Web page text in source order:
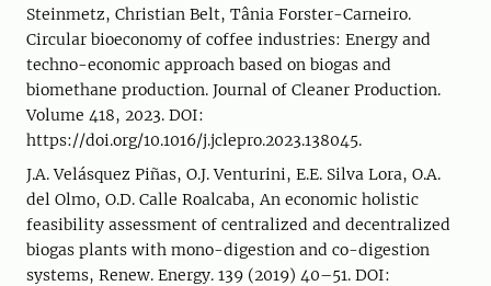
Steinmetz, Christian Belt, Tânia Forster-Carneiro.
Circular bioeconomy of coffee industries: Energy and
techno-economic approach based on biogas and
biomethane production. Journal of Cleaner Production.
Volume 418, 2023. DOI:
https://doi.org/10.1016/j.jclepro.2023.138045.
J.A. Velásquez Piñas, O.J. Venturini, E.E. Silva Lora, O.A.
del Olmo, O.D. Calle Roalcaba, An economic holistic
feasibility assessment of centralized and decentralized
biogas plants with mono-digestion and co-digestion
systems, Renew. Energy. 139 (2019) 40–51. DOI: